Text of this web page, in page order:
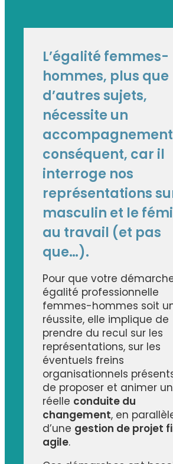
L’égalité femmes-
hommes, plus que
d’autres sujets,
nécessite un
accompagnement
conséquent, car il
interroge nos
représentations
masculin et le
au travail (et pas
que…).
Pour que votre
égalité professionnelle
femmes-hommes soit
réussite, elle implique de
prendre du recul sur les
représentations, sur les
éventuels freins
organisationnels
de proposer et animer
réelle conduite du
changement, en
d’une gestion de projet
agile.